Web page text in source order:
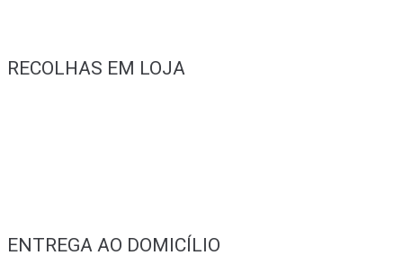
RECOLHAS EM LOJA
ENTREGA AO DOMICÍLIO